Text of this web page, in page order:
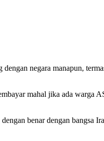
negara manapun,
mahal jika ada warga
benar dengan bangsa